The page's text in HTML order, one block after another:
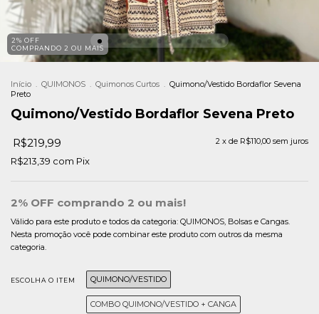
2% OFF
COMPRANDO 2 OU MAIS
Início . QUIMONOS . Quimonos Curtos . Quimono/Vestido Bordaflor Sevena
Preto
Quimono/Vestido Bordaflor Sevena Preto
R$219,99 2 x de R$110,00 sem juros
R$213,39 com Pix
2% OFF comprando 2 ou mais!
Válido para este produto e todos da categoria: QUIMONOS, Bolsas e Cangas.
Nesta promoção você pode combinar este produto com outros da mesma
categoria.
ESCOLHA O ITEM QUIMONO/VESTIDO
COMBO QUIMONO/VESTIDO + CANGA